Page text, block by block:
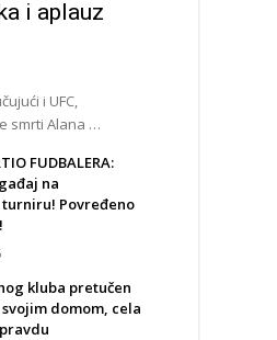
i aplauz
i UFC,
smrti Alana …
FUDBALERA:
na
Povređeno
kluba pretučen
domom, cela